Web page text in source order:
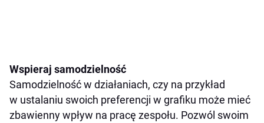
Wspieraj samodzielność
Samodzielność w działaniach, czy na przykład
w ustalaniu swoich preferencji w grafiku może mieć
zbawienny wpływ na pracę zespołu. Pozwól swoim